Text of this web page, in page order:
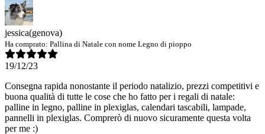
jessica(genova)
Ha comprato: Pallina di Natale con nome Legno di pioppo
19/12/23
Consegna rapida nonostante il periodo natalizio, prezzi competitivi e
buona qualità di tutte le cose che ho fatto per i regali di natale:
palline in legno, palline in plexiglas, calendari tascabili, lampade,
pannelli in plexiglas. Comprerò di nuovo sicuramente questa volta
per me :)